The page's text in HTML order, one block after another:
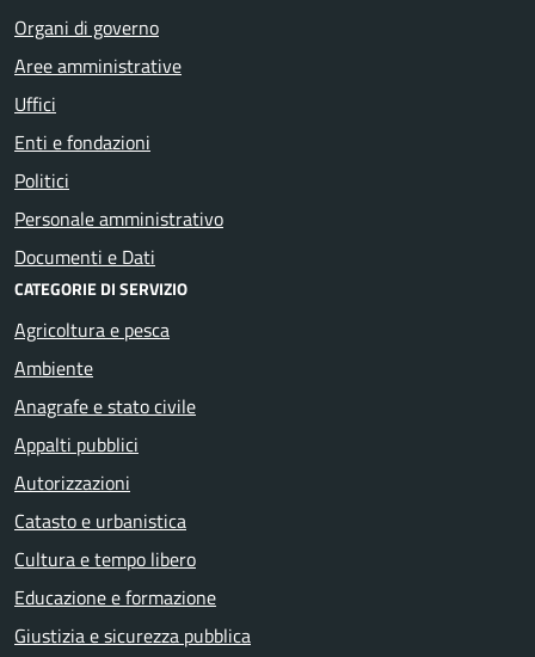
Organi di governo
Aree amministrative
Uffici
Enti e fondazioni
Politici
Personale amministrativo
Documenti e Dati
CATEGORIE DI SERVIZIO
Agricoltura e pesca
Ambiente
Anagrafe e stato civile
Appalti pubblici
Autorizzazioni
Catasto e urbanistica
Cultura e tempo libero
Educazione e formazione
Giustizia e sicurezza pubblica